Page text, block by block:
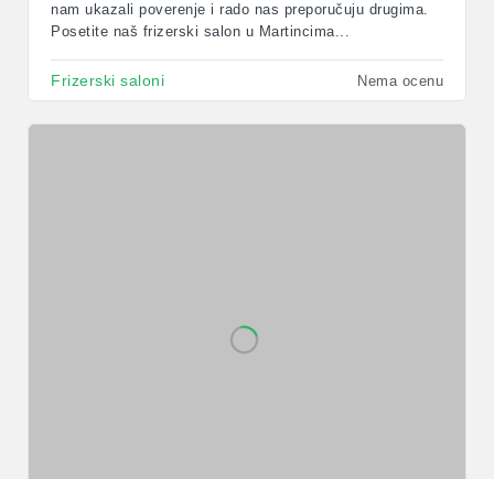
nam ukazali poverenje i rado nas preporučuju drugima.
Posetite naš frizerski salon u Martincima...
Frizerski saloni Nema ocenu